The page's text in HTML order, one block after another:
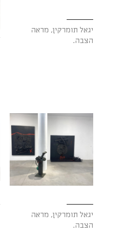
יגאל תומרקין, מראה
הצבה.
יגאל תומרקין, מראה
הצבה.